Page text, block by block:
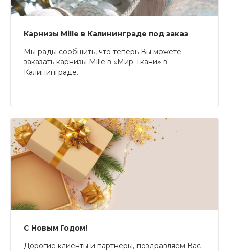
Карнизы Mille в Калининграде под заказ
Мы рады сообщить, что теперь Вы можете
заказать карнизы Mille в «Мир Ткани» в
Калининграде.
С Новым Годом!
Дорогие клиенты и партнеры, поздравляем Вас